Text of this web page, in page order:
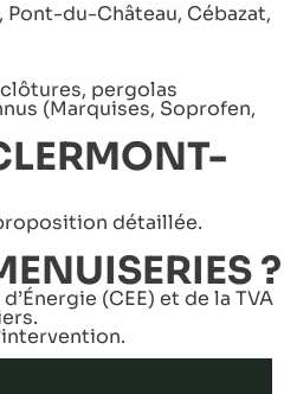
Pont-du-Château, Cébazat,
pergolas
(Marquises, Soprofen,
détaillée.
?
(CEE) et de la TVA
.